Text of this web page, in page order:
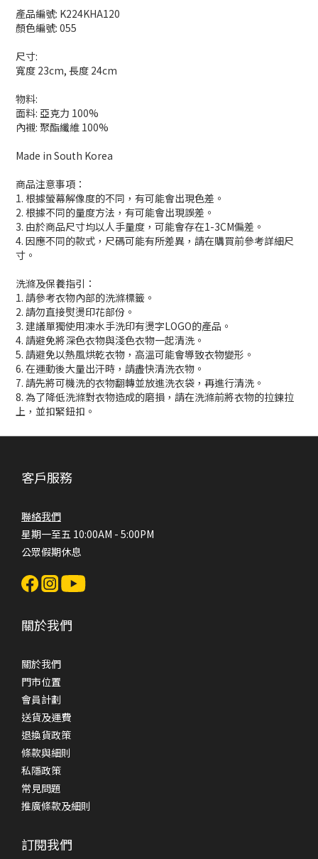
產品編號: K224KHA120
顏色編號: 055
尺寸:
寬度 23cm, 長度 24cm
物料:
面料: 亞克力 100%
內襯: 聚酯纖維 100%
Made in South Korea
商品注意事項：
1. 根據螢幕解像度的不同，有可能會出現色差。
2. 根據不同的量度方法，有可能會出現誤差。
3. 由於商品尺寸均以人手量度，可能會存在1-3CM偏差。
4. 因應不同的款式，尺碼可能有所差異，請在購買前參考詳細尺
寸。
洗滌及保養指引：
1. 請參考衣物內部的洗滌標籤。
2. 請勿直接熨燙印花部份。
3. 建議單獨使用凍水手洗印有燙字LOGO的產品。
4. 請避免將深色衣物與淺色衣物一起清洗。
5. 請避免以熱風烘乾衣物，高溫可能會導致衣物變形。
6. 在運動後大量出汗時，請盡快清洗衣物。
7. 請先將可機洗的衣物翻轉並放進洗衣袋，再進行清洗。
8. 為了降低洗滌對衣物造成的磨損，請在洗滌前將衣物的拉鍊拉
上，並扣緊鈕扣。
客戶服務
聯絡我們
星期一至五 10:00AM - 5:00PM
公眾假期休息
關於我們
關於我們
門市位置
會員計劃
送貨及運費
退換貨政策
條款與細則
私隱政策
常見問題
推廣條款及細則
訂閱我們